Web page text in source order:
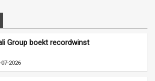
Group boekt recordwinst
07-2026